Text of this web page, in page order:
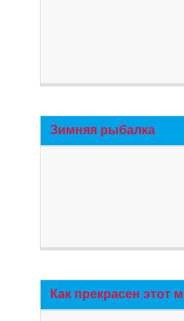
Зимняя рыбалка
Как прекрасен этот